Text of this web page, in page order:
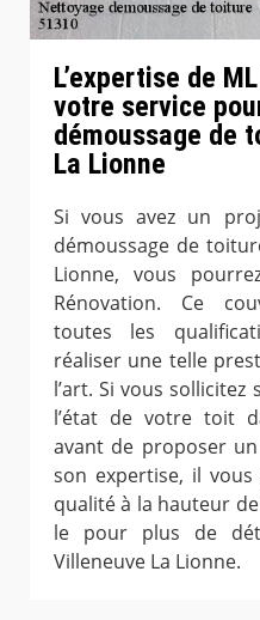
L’expertise de
votre service
démoussage de
La Lionne
Si vous avez un
démoussage de
Lionne, vous
Rénovation. Ce
toutes les
réaliser une telle
l’art. Si vous sollicitez
l’état de votre toit
avant de proposer
son expertise, il
qualité à la hauteur
le pour plus de
Villeneuve La Lionne.